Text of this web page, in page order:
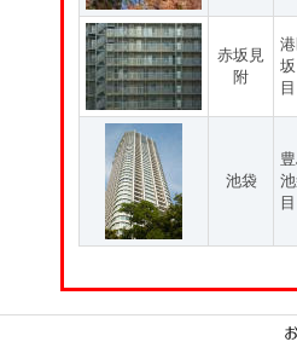
赤坂見
附
目
池袋
目